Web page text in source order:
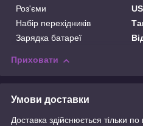
Роз'єми
Набір перехідників
Зарядка батареї
Приховати
Умови доставки
Доставка здійснюється тільки по